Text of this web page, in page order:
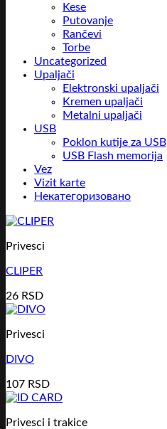
Kese
Putovanje
Rančevi
Torbe
Uncategorized
Upaljači
Elektronski upaljači
Kremen upaljači
Metalni upaljači
USB
Poklon kutije za USB
USB Flash memorija
Vez
Vizit karte
Некатегоризовано
Privesci
CLIPER
26 RSD
Privesci
DIVO
107 RSD
Privesci i trakice